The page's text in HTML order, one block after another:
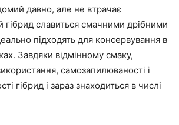
давно, але не втрачає
гібрид славиться смачними дрібними
підходять для консервування в
Завдяки відмінному смаку,
самозапилюваності і
гібрид і зараз знаходиться в числі